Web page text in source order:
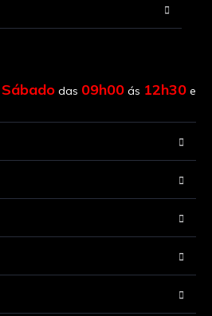
Sábado das 09h00 ás 12h30 e